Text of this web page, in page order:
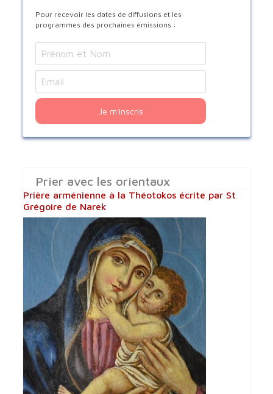
Pour recevoir les dates de diffusions et les
programmes des prochaines émissions :
Je m'inscris
Prier avec les orientaux
Prière arménienne à la Théotokos écrite par St
Grégoire de Narek